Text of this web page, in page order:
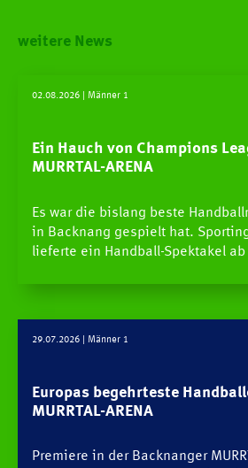
weitere News
02.08.2026 | Männer 1
Ein Hauch von Champions
MURRTAL-ARENA
Es war die bislang beste
in Backnang gespielt hat.
lieferte ein Handball-Spektakel
29.07.2026 | Männer 1
Europas begehrteste
MURRTAL-ARENA
Premiere in der Backnanger